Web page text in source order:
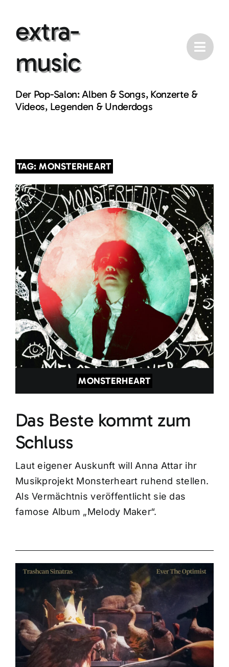
contentextra-
music
Der Pop-Salon: Alben & Songs, Konzerte &
Videos, Legenden & Underdogs
TAG: MONSTERHEART
MONSTERHEART
Das Beste kommt zum
Schluss
Laut eigener Auskunft will Anna Attar ihr
Musikprojekt Monsterheart ruhend stellen.
Als Vermächtnis veröffentlicht sie das
famose Album „Melody Maker“.